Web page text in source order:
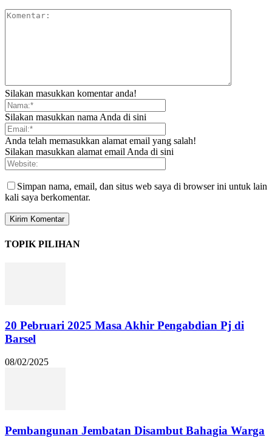
Silakan masukkan komentar anda!
Silakan masukkan nama Anda di sini
Anda telah memasukkan alamat email yang salah!
Silakan masukkan alamat email Anda di sini
Simpan nama, email, dan situs web saya di browser ini untuk lain
kali saya berkomentar.
TOPIK PILIHAN
20 Pebruari 2025 Masa Akhir Pengabdian Pj di
Barsel
08/02/2025
Pembangunan Jembatan Disambut Bahagia Warga